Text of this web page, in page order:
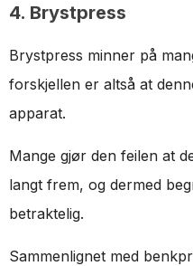
4. Brystpress
Brystpress minner på
forskjellen er altså at
apparat.
Mange gjør den feilen at
langt frem, og dermed
betraktelig.
Sammenlignet med